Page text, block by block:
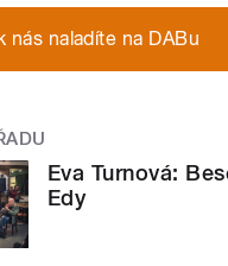
nás naladíte na DABu
Eva Turnová:
Edy